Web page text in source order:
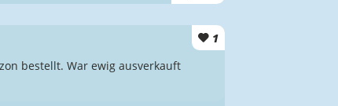
1
bestellt. War ewig ausverkauft